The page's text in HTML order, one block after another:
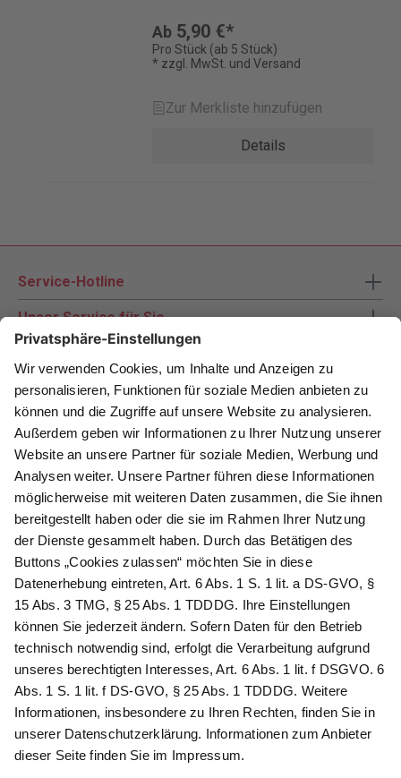
Ab 5,90 €*
Pro Stück (ab 5 Stück)
* zzgl. MwSt. und Versand
Zur Merkliste hinzufügen
Details
Service-Hotline
Unser Service für Sie
Zahlungsarten
Newsletter abonnieren
Als Dankeschön für Ihr D&K Newsletter-Abo
erhalten Sie ein 10 € -Gutschein:
Das sind Ihre Vorteile
@ Newsletter Abonnieren
Wir verarbeiten Ihre Daten gemäß unserer
Datenschutzerklärung .